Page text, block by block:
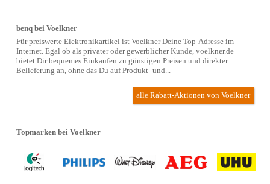
benq bei Voelkner
Für preiswerte Elektronikartikel ist Voelkner Deine Top-Adresse im
Internet. Egal ob als privater oder gewerblicher Kunde, voelkner.de
bietet Dir bequemes Einkaufen zu günstigen Preisen und direkter
Belieferung an, ohne das Du auf Produkt- und...
alle Rabatt-Aktionenvon Voelkner
Topmarken bei Voelkner